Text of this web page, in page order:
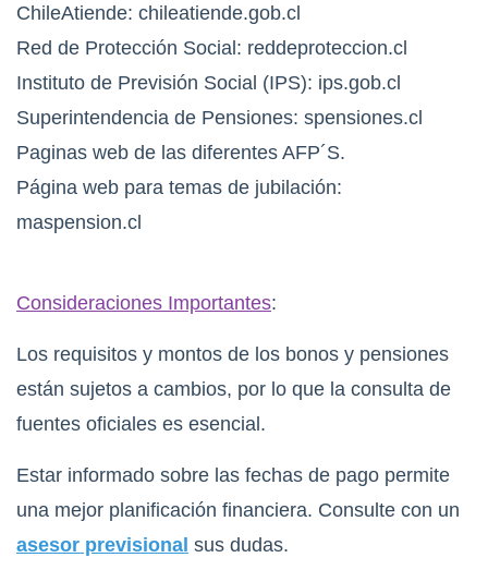
ChileAtiende: chileatiende.gob.cl
Red de Protección Social: reddeproteccion.cl
Instituto de Previsión Social (IPS): ips.gob.cl
Superintendencia de Pensiones: spensiones.cl
Paginas web de las diferentes AFP´S.
Página web para temas de jubilación:
maspension.cl
Consideraciones Importantes:
Los requisitos y montos de los bonos y pensiones
están sujetos a cambios, por lo que la consulta de
fuentes oficiales es esencial.
Estar informado sobre las fechas de pago permite
una mejor planificación financiera. Consulte con un
asesor previsional sus dudas.